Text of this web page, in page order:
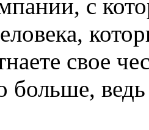
с
свое
больше,